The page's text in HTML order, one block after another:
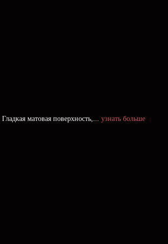
матовая поверхность,... узнать больше